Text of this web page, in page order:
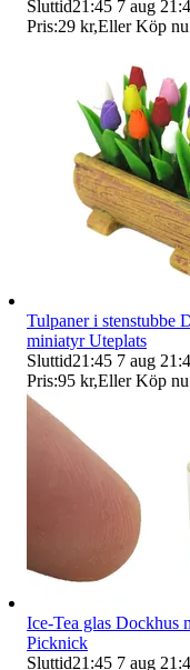
Sluttid21:45 7 aug
Pris:29 kr,Eller Köp nu
Tulpaner i stenstubbe
miniatyr Uteplats
Sluttid21:45 7 aug
Pris:95 kr,Eller Köp nu
Ice-Tea glas Dockhus
Picknick
Sluttid21:45 7 aug